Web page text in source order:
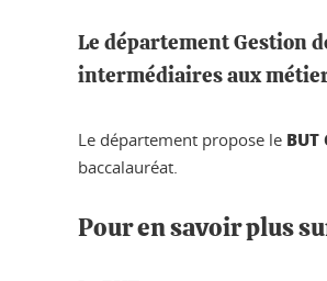
Le département Gestion
intermédiaires aux
Le département propose le
baccalauréat.
Pour en savoir plus